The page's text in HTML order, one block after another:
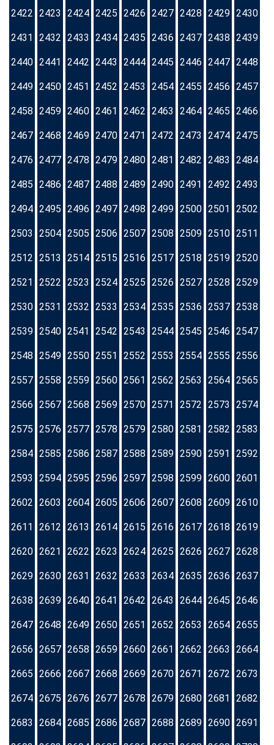
2422 2423 2424 2425 2426 2427 2428 2429 2430
2431 2432 2433 2434 2435 2436 2437 2438 2439
2440 2441 2442 2443 2444 2445 2446 2447 2448
2449 2450 2451 2452 2453 2454 2455 2456 2457
2458 2459 2460 2461 2462 2463 2464 2465 2466
2467 2468 2469 2470 2471 2472 2473 2474 2475
2476 2477 2478 2479 2480 2481 2482 2483 2484
2485 2486 2487 2488 2489 2490 2491 2492 2493
2494 2495 2496 2497 2498 2499 2500 2501 2502
2503 2504 2505 2506 2507 2508 2509 2510 2511
2512 2513 2514 2515 2516 2517 2518 2519 2520
2521 2522 2523 2524 2525 2526 2527 2528 2529
2530 2531 2532 2533 2534 2535 2536 2537 2538
2539 2540 2541 2542 2543 2544 2545 2546 2547
2548 2549 2550 2551 2552 2553 2554 2555 2556
2557 2558 2559 2560 2561 2562 2563 2564 2565
2566 2567 2568 2569 2570 2571 2572 2573 2574
2575 2576 2577 2578 2579 2580 2581 2582 2583
2584 2585 2586 2587 2588 2589 2590 2591 2592
2593 2594 2595 2596 2597 2598 2599 2600 2601
2602 2603 2604 2605 2606 2607 2608 2609 2610
2611 2612 2613 2614 2615 2616 2617 2618 2619
2620 2621 2622 2623 2624 2625 2626 2627 2628
2629 2630 2631 2632 2633 2634 2635 2636 2637
2638 2639 2640 2641 2642 2643 2644 2645 2646
2647 2648 2649 2650 2651 2652 2653 2654 2655
2656 2657 2658 2659 2660 2661 2662 2663 2664
2665 2666 2667 2668 2669 2670 2671 2672 2673
2674 2675 2676 2677 2678 2679 2680 2681 2682
2683 2684 2685 2686 2687 2688 2689 2690 2691